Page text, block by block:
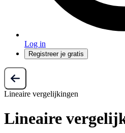
Log in
Registreer je gratis
Lineaire vergelijkingen
Lineaire